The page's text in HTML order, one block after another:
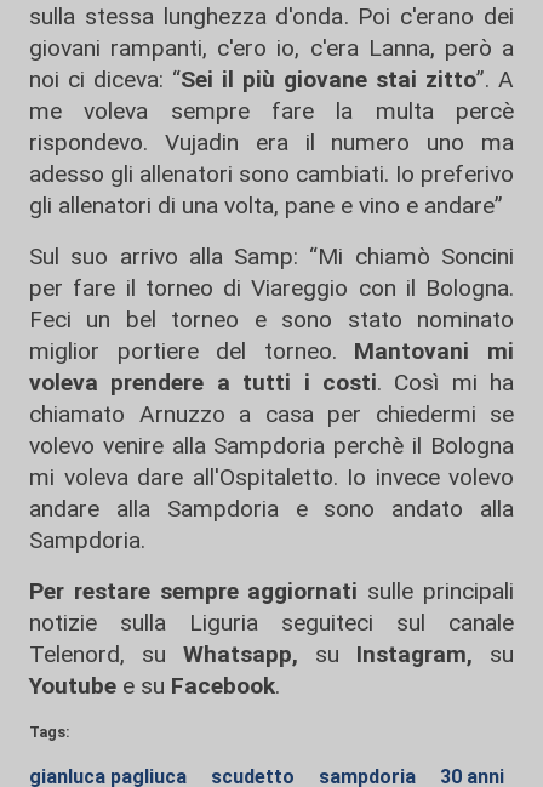
sulla stessa lunghezza d'onda. Poi c'erano dei
giovani rampanti, c'ero io, c'era Lanna, però a
noi ci diceva: “Sei il più giovane stai zitto”. A
me voleva sempre fare la multa percè
rispondevo. Vujadin era il numero uno ma
adesso gli allenatori sono cambiati. Io preferivo
gli allenatori di una volta, pane e vino e andare”
Sul suo arrivo alla Samp: “Mi chiamò Soncini
per fare il torneo di Viareggio con il Bologna.
Feci un bel torneo e sono stato nominato
miglior portiere del torneo. Mantovani mi
voleva prendere a tutti i costi. Così mi ha
chiamato Arnuzzo a casa per chiedermi se
volevo venire alla Sampdoria perchè il Bologna
mi voleva dare all'Ospitaletto. Io invece volevo
andare alla Sampdoria e sono andato alla
Sampdoria.
Per restare sempre aggiornati sulle principali
notizie sulla Liguria seguiteci sul canale
Telenord, su
Whatsapp, su Instagram, su
Youtube e su Facebook.
Tags:
gianluca pagliuca scudetto sampdoria 30 anni